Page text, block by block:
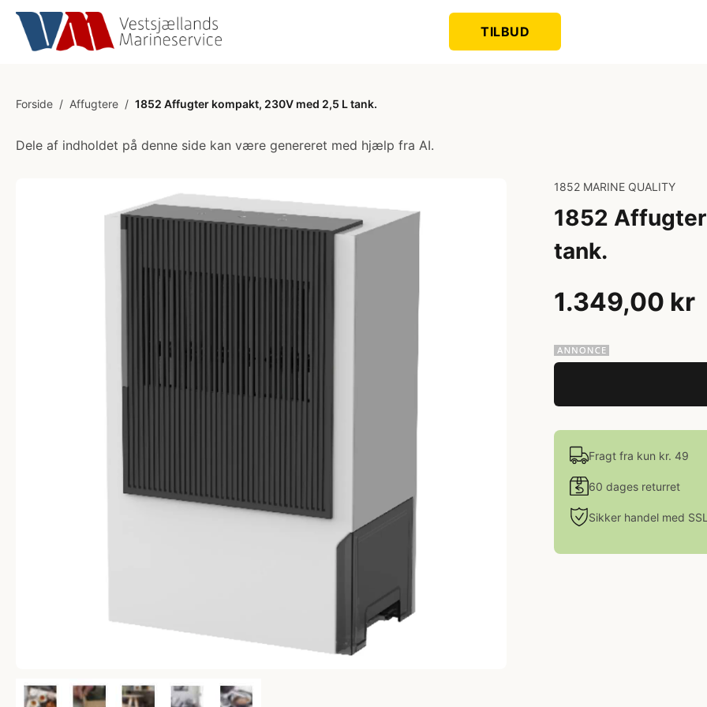
TILBUD
Forside / Affugtere / 1852 Affugter kompakt, 230V med 2,5 L tank.
Dele af indholdet på denne side kan være genereret med hjælp fra AI.
1852 MARINE QUALITY
1852
tank.
1.349,00 kr
Fragt fra kun kr. 49
60 dages returret
Sikker handel med SSL